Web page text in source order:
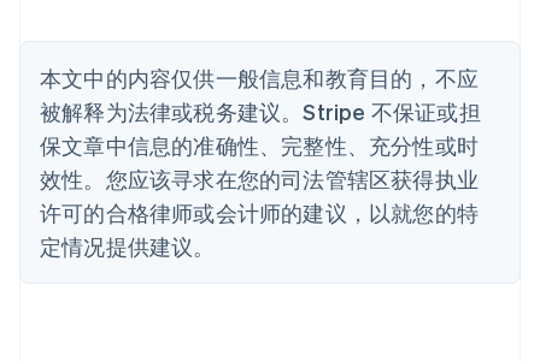
本文中的内容仅供一般信息和教育目的，不应
被解释为法律或税务建议。Stripe 不保证或担
保文章中信息的准确性、完整性、充分性或时
效性。您应该寻求在您的司法管辖区获得执业
许可的合格律师或会计师的建议，以就您的特
定情况提供建议。
丹麦
English
德国
DeutschEnglish
法国
芬兰
English Svenska
荷兰